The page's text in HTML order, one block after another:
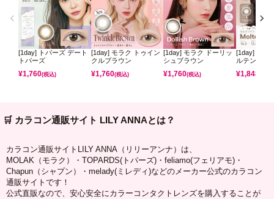
[1day] トパーズ デート
トパーズ
¥1,760(税込)
[1day] モラク トゥイン
クルブラウン
¥1,760(税込)
[1day] モラク ドーリッ
シュブラウン
¥1,760(税込)
[1day] コフ
ルテンパフ
¥1,848
🛒 カラコン通販サイト LILY ANNAとは？
カラコン通販サイトLILY ANNA（リリーアンナ）は、
MOLAK（モラク）・TOPARDS(トパーズ)・feliamo(フェリアモ)・
Chapun（シャプン）・melady(ミレディ)などのメーカー公式のカラコン
通販サイトです！
公式直販なので、安心安全にカラーコンタクトレンズを購入することが